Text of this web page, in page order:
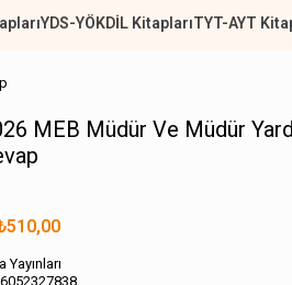
YDS-YÖKDİL KitaplarıTYT-AYT
MEB Müdür Ve Müdür
Yayınları